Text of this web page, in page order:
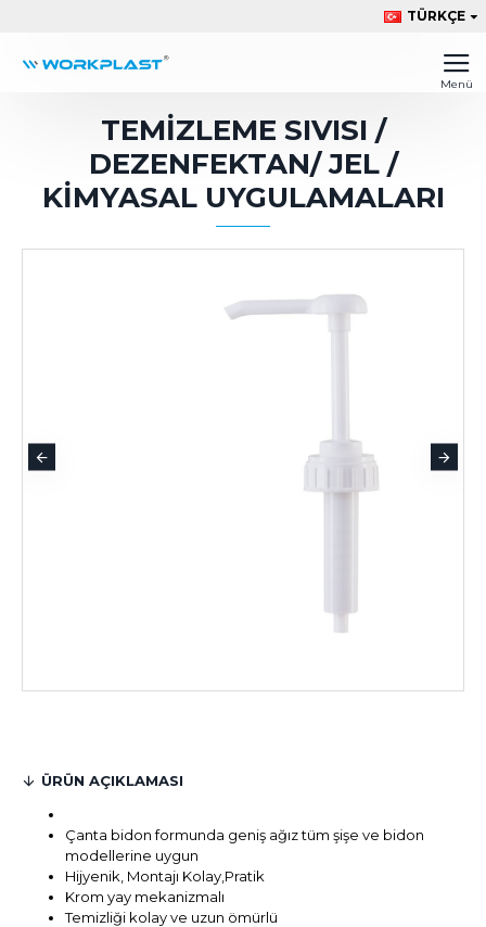
TÜRKÇE
TEMIZLEME SIVISI /
DEZENFEKTAN/ JEL /
KIMYASAL UYGULAMALARI
ÜRÜN AÇIKLAMASI
Çanta bidon formunda geniş ağız tüm şişe ve bidon
modellerine uygun
Hijyenik, Montajı Kolay,Pratik
Krom yay mekanizmalı
Temizliği kolay ve uzun ömürlü